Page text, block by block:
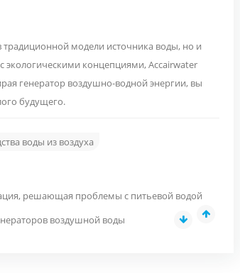
модели источника воды, но и
концепциями, Accairwater
генератор воздушно-водной энергии, вы
будущего.
воды из воздуха
решающая проблемы с питьевой водой
воздушной воды